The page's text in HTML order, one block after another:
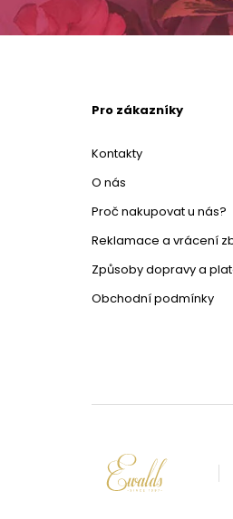
Pro zákazníky
Kontakty
O nás
Proč nakupovat u nás?
Reklamace a vrácení
Způsoby dopravy a
Obchodní podmínky